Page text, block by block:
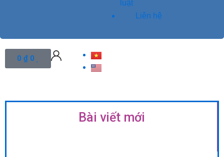
luật
Liên hệ
0 ₫ 0
Cart
Bài viết mới